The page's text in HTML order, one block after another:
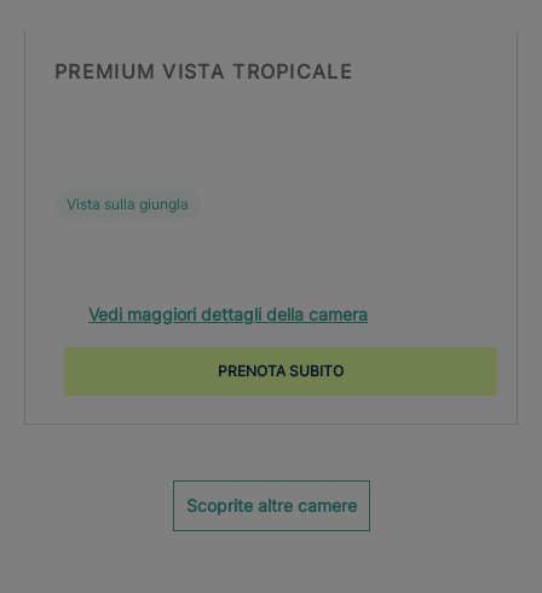
PREMIUM VISTA TROPICALE
Vista sulla giungla
Vedi maggiori dettagli della camera
PRENOTA SUBITO
Scoprite altre camere